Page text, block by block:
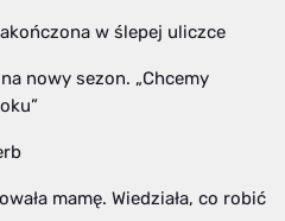
w ślepej uliczce
nowy sezon. „Chcemy
mamę. Wiedziała, co robić